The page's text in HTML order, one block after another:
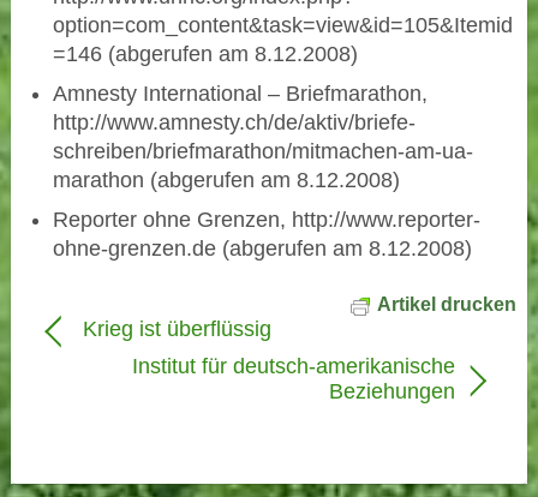
option=com_content&task=view&id=105&Itemid
=146 (abgerufen am 8.12.2008)
Amnesty International – Briefmarathon,
http://www.amnesty.ch/de/aktiv/briefe-
schreiben/briefmarathon/mitmachen-am-ua-
marathon (abgerufen am 8.12.2008)
Reporter ohne Grenzen, http://www.reporter-
ohne-grenzen.de (abgerufen am 8.12.2008)
Artikel drucken
Krieg ist überflüssig
Institut für deutsch-amerikanische
Beziehungen